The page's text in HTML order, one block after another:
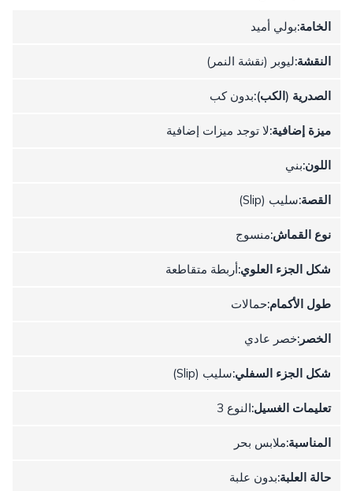
الخامة:بولي أميد
النقشة:ليوبر (نقشة النمر)
الصدرية (الكب):بدون كب
ميزة إضافية:لا توجد ميزات إضافية
اللون:بني
القصة:سليب (Slip)
نوع القماش:منسوج
شكل الجزء العلوي:أربطة متقاطعة
طول الأكمام:حمالات
الخصر:خصر عادي
شكل الجزء السفلي:سليب (Slip)
تعليمات الغسيل:النوع 3
المناسبة:ملابس بحر
حالة العلبة:بدون علبة